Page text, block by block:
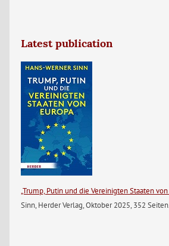
Latest publication
„Trump, Putin und die Vereinigten Staaten von
Sinn, Herder Verlag, Oktober 2025, 352 Seiten.